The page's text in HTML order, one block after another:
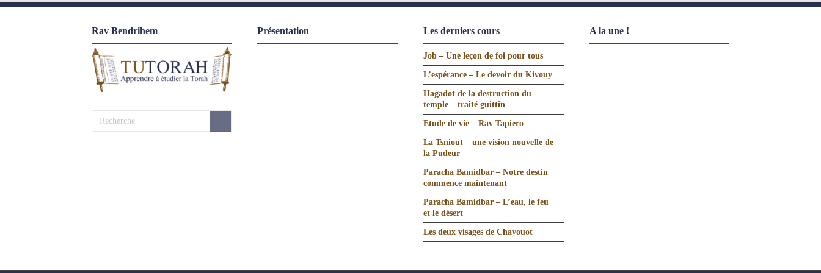
Rav Bendrihem Présentation Les derniers cours
Job – Une leçon de foi pour tous
L’espérance – Le devoir du Kivouy
Hagadot de la destruction du
temple – traité guittin
Etude de vie – Rav Tapiero
La Tsniout – une vision nouvelle de
la Pudeur
Paracha Bamidbar – Notre destin
commence maintenant
Paracha Bamidbar – L’eau, le feu
et le désert
Les deux visages de Chavouot
A la une !